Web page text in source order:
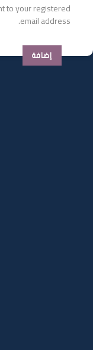
to your registered
email address.